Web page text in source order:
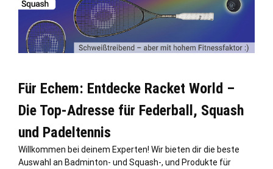
Für Echem: Entdecke Racket World –
Die Top-Adresse für Federball, Squash
und Padeltennis
Willkommen bei deinem Experten! Wir bieten dir die beste
Auswahl an Badminton- und Squash-, und Produkte für